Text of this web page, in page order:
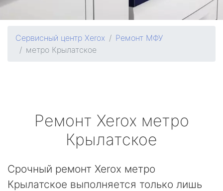
Сервисный центр Xerox
Ремонт МФУ
метро Крылатское
Ремонт Xerox метро
Крылатское
Срочный ремонт Xerox метро
Крылатское выполняется только лишь